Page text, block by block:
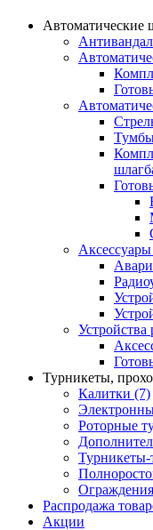
Автоматические
Аксессуары
Устройства
Турникеты,
Калитки (7)
Роторные
Ограждения
Распродажа
Акции